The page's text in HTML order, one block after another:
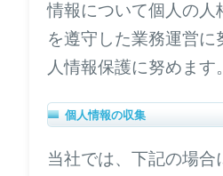
情報について個人の人
を遵守した業務運営
人情報保護に努めます
個人情報の収集
当社では、下記の場